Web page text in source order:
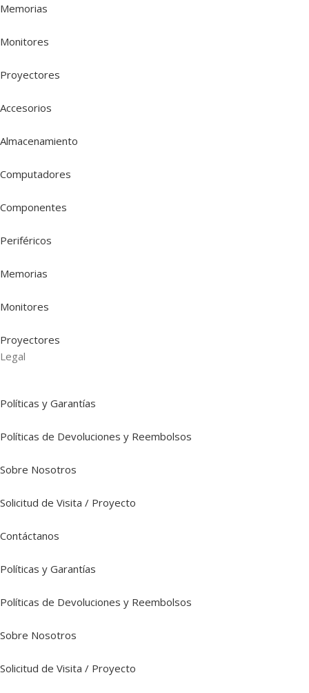
Memorias
Monitores
Proyectores
Accesorios
Almacenamiento
Computadores
Componentes
Periféricos
Memorias
Monitores
Proyectores
Legal
Políticas y Garantías
Políticas de Devoluciones y Reembolsos
Sobre Nosotros
Solicitud de Visita / Proyecto
Contáctanos
Políticas y Garantías
Políticas de Devoluciones y Reembolsos
Sobre Nosotros
Solicitud de Visita / Proyecto